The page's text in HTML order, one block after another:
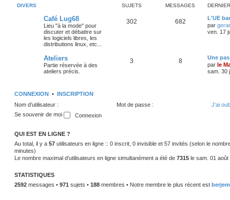
DIVERS SUJETS MESSAGES
Café Lug68
Lieu "à la mode" pour
discuter et débattre sur
les logiciels libres, les
distributions linux, etc...
302 682
L'UE
par
ven. 17
Ateliers
Partie réservée à des
ateliers précis.
3 8
Une
par le
sam. 30
CONNEXION • INSCRIPTION
Nom d’utilisateur :
Mot de passe :
J’ai
Se souvenir de moi
QUI EST EN LIGNE ?
Au total, il y a 57 utilisateurs en ligne :: 0 inscrit, 0 invisible et 57 invités (selon le
minutes)
Le nombre maximal d’utilisateurs en ligne simultanément a été de 7315 le sam. 01 août
STATISTIQUES
2592 messages • 971 sujets • 188 membres • Notre membre le plus récent est